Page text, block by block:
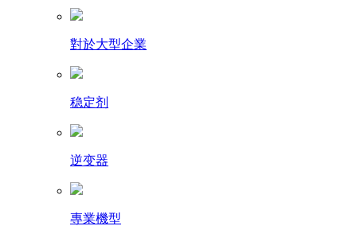
對於大型企業
稳定剂
逆变器
專業機型